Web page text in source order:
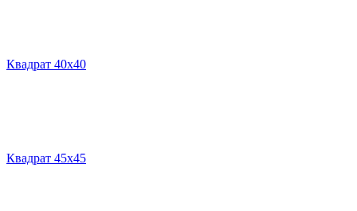
Квадрат 40х40
Квадрат 45х45